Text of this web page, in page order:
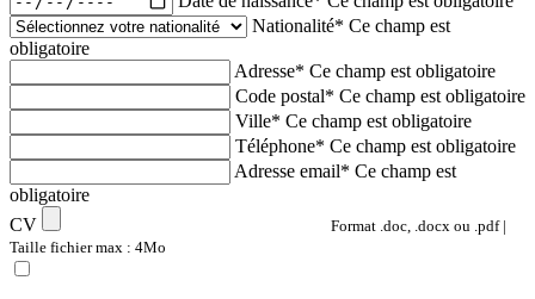
Nationalité* Ce champ est
obligatoire
Adresse* Ce champ est obligatoire
Code postal* Ce champ est obligatoire
Ville* Ce champ est obligatoire
Téléphone* Ce champ est obligatoire
Adresse email* Ce champ est
obligatoire
CV
Format .doc, .docx ou .pdf |
Taille fichier max : 4Mo